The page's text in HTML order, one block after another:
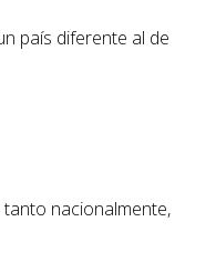
país diferente al de
nacionalmente,